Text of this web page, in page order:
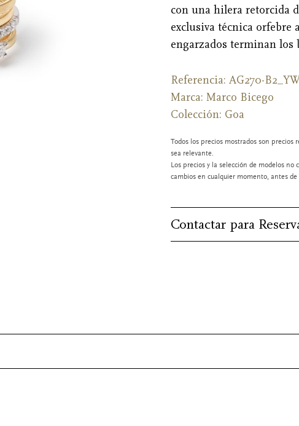
con una hilera retorcida
exclusiva técnica orfebre
engarzados terminan los
Referencia: AG270-
Marca: Marco Bicego
Colección: Goa
Todos los precios mostrados son precios
sea relevante.
Los precios y la selección de modelos
cambios en cualquier momento, antes
Contactar para